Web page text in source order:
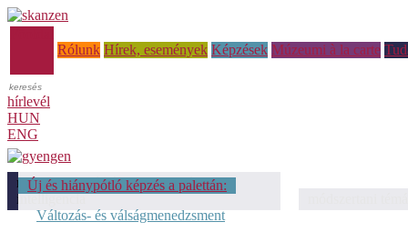
Rólunk Hírek, események Képzések Múzeumi à la carte
hírlevél
HUN
ENG
Új és hiánypótló képzés a palettán:
Változás- és válságmenedzsment
módszertani témáink: Mesterséges
intelligencia